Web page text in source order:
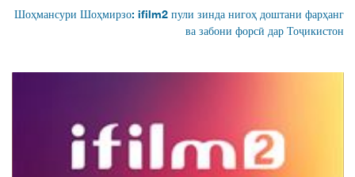
Шоҳмансури Шоҳмирзо: ifilm2 пули зинда нигоҳ доштани фарҳанг
ва забони форсӣ дар Тоҷикистон